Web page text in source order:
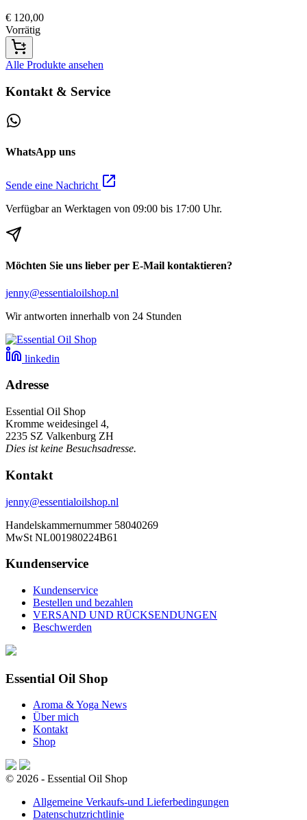
€ 120,00
Vorrätig
Alle Produkte ansehen
Kontakt & Service
WhatsApp uns
Sende eine Nachricht
Verfügbar an Werktagen von 09:00 bis 17:00 Uhr.
Möchten Sie uns lieber per E-Mail kontaktieren?
jenny@essentialoilshop.nl
Wir antworten innerhalb von 24 Stunden
linkedin
Adresse
Essential Oil Shop
Kromme weidesingel 4,
2235 SZ Valkenburg ZH
Dies ist keine Besuchsadresse.
Kontakt
jenny@essentialoilshop.nl
Handelskammernummer 58040269
MwSt NL001980224B61
Kundenservice
Kundenservice
Bestellen und bezahlen
VERSAND UND RÜCKSENDUNGEN
Beschwerden
Essential Oil Shop
Aroma & Yoga News
Über mich
Kontakt
Shop
© 2026 - Essential Oil Shop
Allgemeine Verkaufs-und Lieferbedingungen
Datenschutzrichtlinie